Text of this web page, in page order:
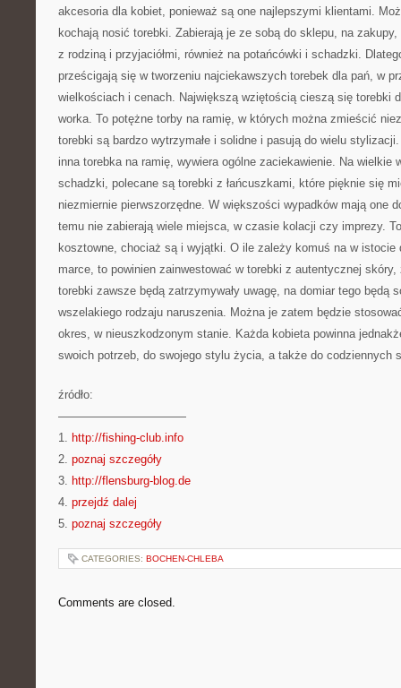
akcesoria dla kobiet, ponieważ są one najlepszymi klientami.
kochają nosić torebki. Zabierają je ze sobą do sklepu, na
z rodziną i przyjaciółmi, również na potańcówki i schadzki.
prześcigają się w tworzeniu najciekawszych torebek dla pań, w
wielkościach i cenach. Największą wziętością cieszą się torebki
worka. To potężne torby na ramię, w których można zmieścić
torebki są bardzo wytrzymałe i solidne i pasują do wielu
inna torebka na ramię, wywiera ogólne zaciekawienie. Na wielkie
schadzki, polecane są torebki z łańcuszkami, które pięknie się
niezmiernie pierwszorzędne. W większości wypadków mają one
temu nie zabierają wiele miejsca, w czasie kolacji czy imprezy.
kosztowne, chociaż są i wyjątki. O ile zależy komuś na w istocie
marce, to powinien zainwestować w torebki z autentycznej
torebki zawsze będą zatrzymywały uwagę, na domiar tego będą
wszelakiego rodzaju naruszenia. Można je zatem będzie
okres, w nieuszkodzonym stanie. Każda kobieta powinna
swoich potrzeb, do swojego stylu życia, a także do codziennych
źródło:
———————————
1. http://fishing-club.info
2. poznaj szczegóły
3. http://flensburg-blog.de
4. przejdź dalej
5. poznaj szczegóły
CATEGORIES: BOCHEN-CHLEBA
Comments are closed.